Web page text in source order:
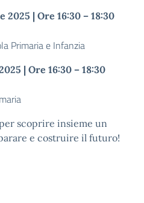
| Ore 16:30 – 18:30
Primaria e Infanzia
| Ore 16:30 – 18:30
scoprire insieme un
e costruire il futuro!